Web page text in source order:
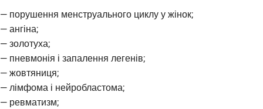
— порушення менструального циклу у жінок;
— ангіна;
— золотуха;
— пневмонія і запалення легенів;
— жовтяниця;
— лімфома і нейробластома;
— ревматизм;